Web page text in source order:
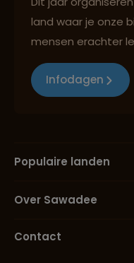
land waar je onze
mensen erachter
Infodagen
Populaire landen
Over Sawadee
Contact